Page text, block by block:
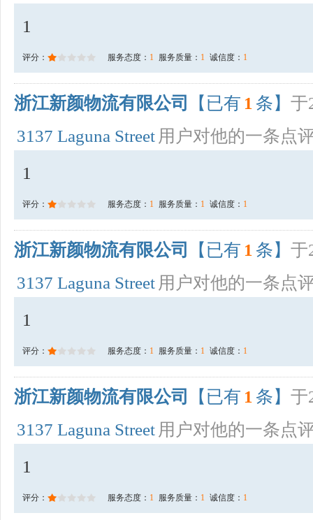
1
评分： 服务态度： 1 服务质量： 1 诚信度： 1
浙江新颜物流有限公司 【已有 1 条】 于
3137 Laguna Street 用户对他的一条点
1
评分： 服务态度： 1 服务质量： 1 诚信度： 1
浙江新颜物流有限公司 【已有 1 条】 于
3137 Laguna Street 用户对他的一条点
1
评分： 服务态度： 1 服务质量： 1 诚信度： 1
浙江新颜物流有限公司 【已有 1 条】 于
3137 Laguna Street 用户对他的一条点
1
评分： 服务态度： 1 服务质量： 1 诚信度： 1